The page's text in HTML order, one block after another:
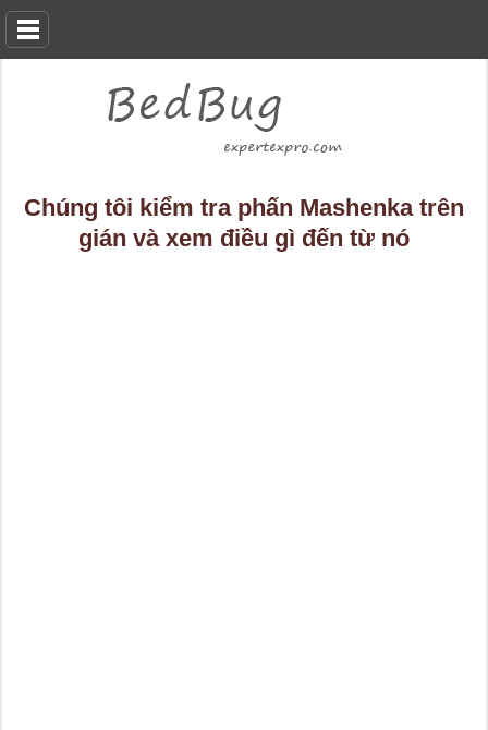
Chúng tôi kiểm tra phấn Mashenka trên
gián và xem điều gì đến từ nó